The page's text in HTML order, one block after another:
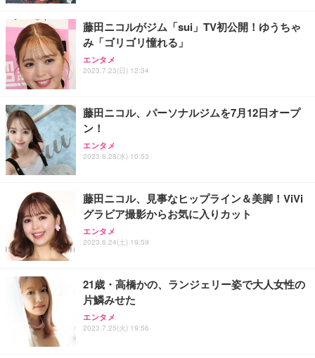
ョン PCチェア 通気性メッシュ ゲーミング/勉強/事
務用 おしゃれ パソコンチェア (ブラック)
Sezlife オフィスチェア デスクチェア 疲れない テレ
ワーク チェア 強化バックレスト 30度ロッキング機
能 人間工学 椅子 腰サポート 90度跳ね上げ式アーム
務用 おしゃれ パソコンチェア (ホワイト)
ANDWINT オフィスチェア デスクチェア 肘なし メ
ッシュ 通気性 ランバーサポート付き 腰サポート ガ
ス圧無段階昇降 360度回転 キャスター付き コンパク
【整備済み品】Dell E2724HS 27インチ 液晶モニタ
ー フルHD（1920×1080）VA 非光沢 HDMI/DisplayP
ort/VGA スピーカー内蔵 高さ調整 スイベル VESA対
【MiniLED/24.5inch/280Hz/FHD】GRAPHT THE S
HOOTER Gaming Monitor 24” Essential ゲーミン
グモニター QD 24.5インチ 1ms FHD 量子ドット 残
Smart Basic(スマートベーシック) 【Amazon.co.jp
限定】 Smart Basic アイリスオーヤマ ペットシーツ
超厚型 お徳用 ワイド 100枚入 (x 1) (ケース販売)
ュラー 200枚入【Amazon.co.jp限定】
藤田ニコルがジム「sui」TV初公開！ゆうちゃ
み「ゴリゴリ憧れる」
エンタメ
2023.7.23(日) 12:34
藤田ニコル、パーソナルジムを7月12日オープ
ン！
エンタメ
2023.6.28(水) 10:53
藤田ニコル、見事なヒップライン＆美脚！ViVi
グラビア撮影からお気に入りカット
エンタメ
2023.6.24(土) 19:59
21歳・高橋かの、ランジェリー姿で大人女性の
片鱗みせた
エンタメ
2023.7.25(火) 19:56